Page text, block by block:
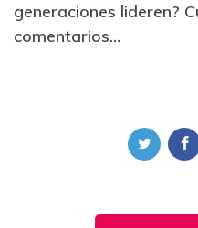
generaciones lideren?
comentarios…